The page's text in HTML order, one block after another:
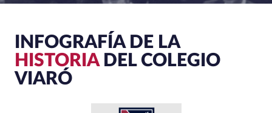
INFOGRAFÍA DE LA
HISTORIADEL COLEGIO
VIARÓ